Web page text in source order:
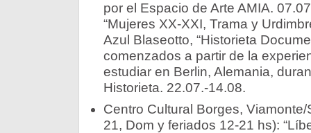
por el Espacio de Arte AMIA.
“Mujeres XX-XXI, Trama y
Azul Blaseotto, “Historieta
comenzados a partir de la
estudiar en Berlin, Alemania,
Historieta. 22.07.-14.08.
Centro Cultural Borges,
21, Dom y feriados 12-21 hs):